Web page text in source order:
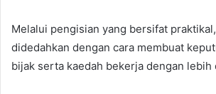
Melalui pengisian yang bersifat
didedahkan dengan cara membuat
bijak serta kaedah bekerja dengan lebih